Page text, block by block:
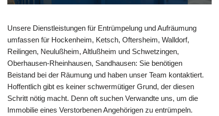
Unsere Dienstleistungen für Entrümpelung und Aufräumung
umfassen für Hockenheim, Ketsch, Oftersheim, Walldorf,
Reilingen, Neulußheim, Altlußheim und Schwetzingen,
Oberhausen-Rheinhausen, Sandhausen: Sie benötigen
Beistand bei der Räumung und haben unser Team kontaktiert.
Hoffentlich gibt es keiner schwermütiger Grund, der diesen
Schritt nötig macht. Denn oft suchen Verwandte uns, um die
Immobilie eines Verstorbenen Angehörigen zu entrümpeln.